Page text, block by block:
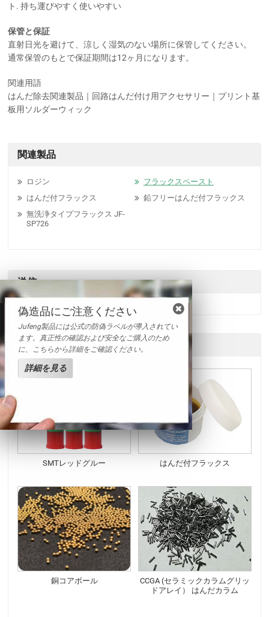
ト. 持ち運びやすく使いやすい
保管と保証
直射日光を避けて、涼しく湿気のない場所に保管してください。
通常保管のもとで保証期間は12ヶ月になります。
関連用語
はんだ除去関連製品｜回路はんだ付け用アクセサリー｜プリント基
板用ソルダーウィック
関連製品
ロジン
フラックスペースト
はんだ付フラックス
鉛フリーはんだ付フラックス
無洗浄タイプフラックス JF-
SP726
送信
他の製品
SMTレッドグルー はんだ付フラックス
銅コアボール
CCGA (セラミックカラムグリッ
ドアレイ） はんだカラム
偽造品にご注意ください
Jufeng製品には公式の防偽ラベルが導入されてい
ます。真正性の確認および安全なご購入のため
に、こちらから詳細をご確認ください。
詳細を見る